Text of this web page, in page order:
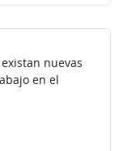
nuevas
en el